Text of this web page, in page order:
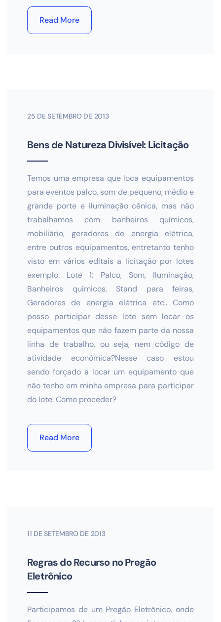
Read More
25 DE SETEMBRO DE 2013
Bens de Natureza Divisível: Licitação
Temos uma empresa que loca equipamentos
para eventos palco, som de pequeno, médio e
grande porte e iluminação cênica, mas não
trabalhamos com banheiros químicos,
mobiliário, geradores de energia elétrica,
entre outros equipamentos, entretanto tenho
visto em vários editais a licitação por lotes
exemplo: Lote 1: Palco, Som, Iluminação,
Banheiros químicos, Stand para feiras,
Geradores de energia elétrica etc.. Como
posso participar desse lote sem locar os
equipamentos que não fazem parte da nossa
linha de trabalho, ou seja, nem código de
atividade econômica?Nesse caso estou
sendo forçado a locar um equipamento que
não tenho em minha empresa para participar
do lote. Como proceder?
Read More
11 DE SETEMBRO DE 2013
Regras do Recurso no Pregão
Eletrônico
Participamos de um Pregão Eletrônico, onde